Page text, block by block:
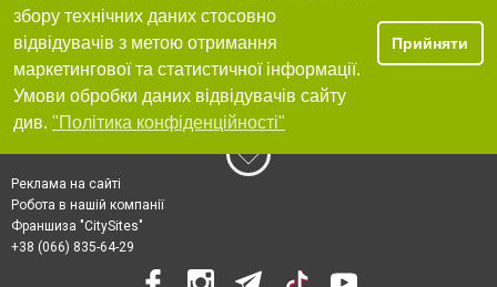
збору технічних даних стосовно
відвідувачів з метою отримання
маркетингової та статистичної інформації.
Умови обробки даних відвідувачів сайту
див. "Політика конфіденційності"
Прийняти
Реклама на сайті
Робота в нашій компанії
Франшиза "CitySites"
+38 (066) 835-64-29